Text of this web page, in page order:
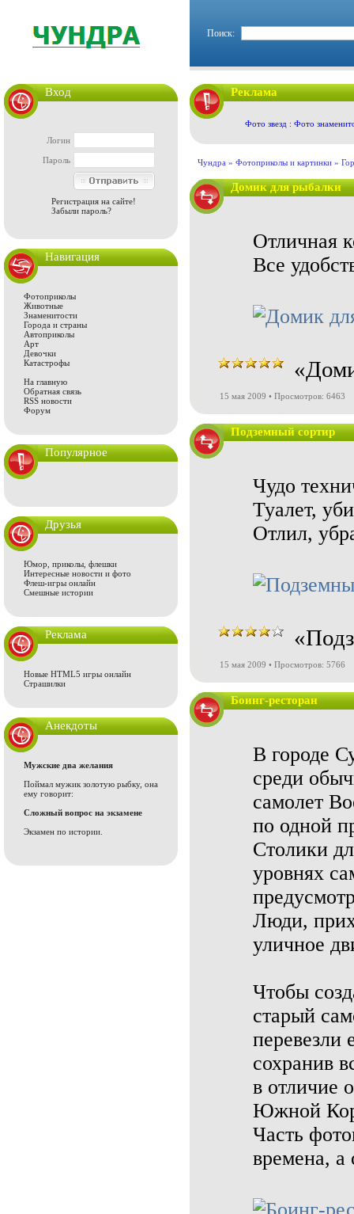
Поиск:
Вход
Логин
Пароль
Регистрация на сайте!
Забыли пароль?
Навигация
Фотоприколы
Животные
Знаменитости
Города и страны
Автоприколы
Арт
Девочки
Катастрофы
На главную
Обратная связь
RSS новости
Форум
Популярное
Друзья
Юмор, приколы, флешки
Интересные новости и фото
Флеш-игры онлайн
Смешные истории
Реклама
Новые HTML5 игры онлайн
Страшилки
Анекдоты
Мужские два желания
Поймал мужик золотую рыбку, она
ему говорит:
Сложный вопрос на экзамене
Экзамен по истории.
Реклама
Фото звезд : Фото
Чундра » Фотоприколы и картинки »
Домик для рыбалки
Отличная
Все
15 мая 2009 • Просмотров: 6463
Подземный сортир
Чудо
Туалет,
Отлил,
15 мая 2009 • Просмотров: 5766
Боинг-ресторан
В городе
среди
самолет
по одной
Столики
уровнях
Люди,
уличное
Чтобы
старый
перевезли
сохранив
в отличие
Южной
Часть
времена,